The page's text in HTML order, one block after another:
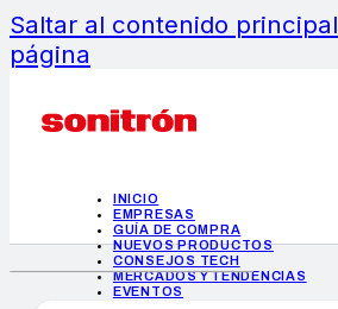
Saltar al contenido principal
página
INICIO
EMPRESAS
GUÍA DE COMPRA
NUEVOS PRODUCTOS
CONSEJOS TECH
MERCADOS Y TENDENCIAS
EVENTOS